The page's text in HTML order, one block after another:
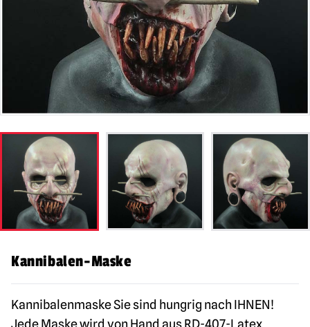
Kannibalen-Maske
Kannibalenmaske Sie sind hungrig nach IHNEN!
Jede Maske wird von Hand aus RD-407-Latex